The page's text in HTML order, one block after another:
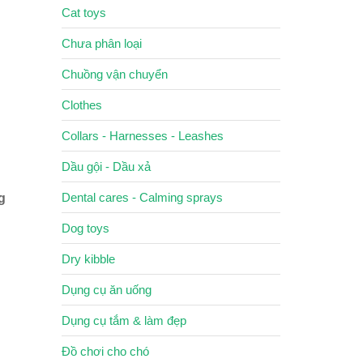
Cat toys
Chưa phân loại
Chuồng vận chuyển
Clothes
Collars - Harnesses - Leashes
Dầu gội - Dầu xả
Dental cares - Calming sprays
Dog toys
Dry kibble
Dụng cụ ăn uống
Dụng cụ tắm & làm đẹp
Đồ chơi cho chó